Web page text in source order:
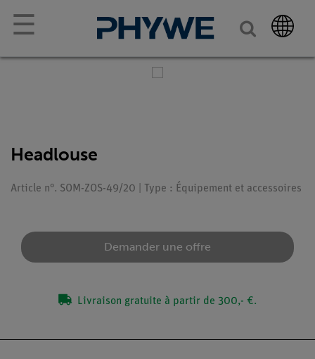
☰
Headlouse
Article n°. SOM-ZOS-49/20 | Type : Équipement et accessoires
Demander une offre
Livraison gratuite à partir de 300,- €.